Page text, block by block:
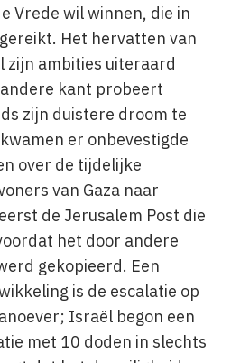
Vrede wil winnen, die in
Het hervatten van
zijn ambities uiteraard
kant probeert
zijn duistere droom te
er onbevestigde
over de tijdelijke
van Gaza naar
de Jerusalem Post die
het door andere
gekopieerd. Een
is de escalatie op
Israël begon een
met 10 doden in slechts